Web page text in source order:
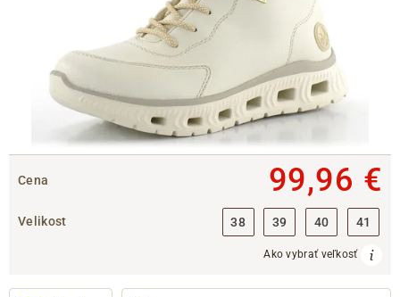
Cena 99,96 €
Velikost 38 39 40 41
Ako vybrať veľkosť